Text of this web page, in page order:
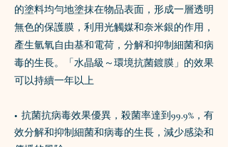
的塗料均勻地塗抹在物品表面，形成一層透明
無色的保護膜，利用光觸媒和奈米銀的作用，
產生氫氧自由基和電荷，分解和抑制細菌和病
毒的生長。「水晶級～環境抗菌鍍膜」的效果
可以持續一年以上
• 抗菌抗病毒效果優異，殺菌率達到99.9%，有
效分解和抑制細菌和病毒的生長，減少感染和